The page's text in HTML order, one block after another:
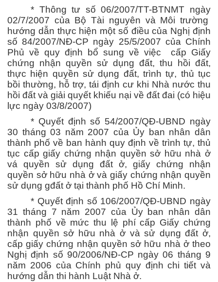
* Thông tư số 06/2007/TT-BTNMT ngày
02/7/2007 của Bộ Tài nguyên và Môi trường
hướng dẫn thực hiện một số điều của Nghị định
số 84/2007/NĐ-CP ngày 25/5/2007 của Chính
Phủ về quy định bổ sung về việc cấp Giấy
chứng nhận quyền sử dụng đất, thu hồi đất,
thực hiện quyền sử dụng đất, trình tự, thủ tục
bồi thường, hỗ trợ, tái định cư khi Nhà nước thu
hồi đất và giải quyết khiếu nại về đất đai (có hiệu
lực ngày 03/8/2007)
* Quyết định số 54/2007/QĐ-UBND ngày
30 tháng 03 năm 2007 của Ủy ban nhân dân
thành phố về ban hành quy định về trình tự, thủ
tục cấp giấy chứng nhận quyền sở hữu nhà ở
vá quyền sử dụng đất ở, giấy chứng nhận
quyền sở hữu nhà ở và giấy chứng nhận quyền
sử dụng gđất ở tại thành phố Hồ Chí Minh.
* Quyết định số 106/2007/QĐ-UBND ngày
31 tháng 7 năm 2007 của Ủy ban nhân dân
thành phố về mức thu lệ phí cấp Giấy chứng
nhận quyền sở hữu nhà ở và sử dụng đất ở,
cấp giấy chứng nhận quyền sở hữu nhà ở theo
Nghị định số 90/2006/NĐ-CP ngày 06 tháng 9
năm 2006 của Chính phủ quy định chi tiết và
hướng dẫn thi hành Luật Nhà ở.